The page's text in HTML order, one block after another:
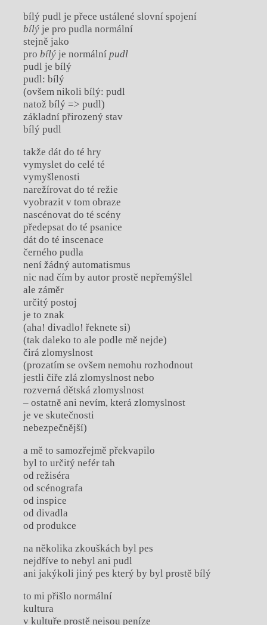
bílý pudl je přece ustálené slovní spojení
bílý je pro pudla normální
stejně jako
pro bílý je normální pudl
pudl je bílý
pudl: bílý
(ovšem nikoli bílý: pudl
natož bílý => pudl)
základní přirozený stav
bílý pudl
takže dát do té hry
vymyslet do celé té
vymyšlenosti
narežírovat do té režie
vyobrazit v tom obraze
nascénovat do té scény
předepsat do té psanice
dát do té inscenace
černého pudla
není žádný automatismus
nic nad čím by autor prostě nepřemýšlel
ale záměr
určitý postoj
je to znak
(aha! divadlo! řeknete si)
(tak daleko to ale podle mě nejde)
čirá zlomyslnost
(prozatím se ovšem nemohu rozhodnout
jestli čiře zlá zlomyslnost nebo
rozverná dětská zlomyslnost
– ostatně ani nevím, která zlomyslnost
je ve skutečnosti
nebezpečnější)
a mě to samozřejmě překvapilo
byl to určitý nefér tah
od režiséra
od scénografa
od inspice
od divadla
od produkce
na několika zkouškách byl pes
nejdříve to nebyl ani pudl
ani jakýkoli jiný pes který by byl prostě bílý
to mi přišlo normální
kultura
v kultuře prostě nejsou peníze